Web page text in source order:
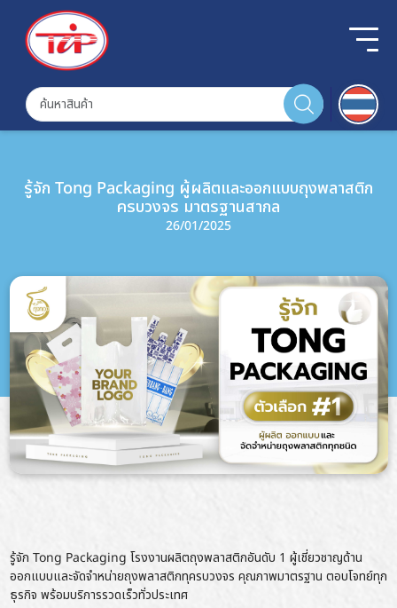
รู้จัก Tong Packaging ผู้ผลิตและออกแบบถุงพลาสติก
ครบวงจร มาตรฐานสากล
26/01/2025
รู้จัก Tong Packaging โรงงานผลิตถุงพลาสติกอันดับ 1 ผู้เชี่ยวชาญด้าน
ออกแบบและจัดจำหน่ายถุงพลาสติกทุครบวงจร คุณภาพมาตรฐาน ตอบโจทย์ทุก
ธุรกิจ พร้อมบริการรวดเร็วทั่วประเทศ